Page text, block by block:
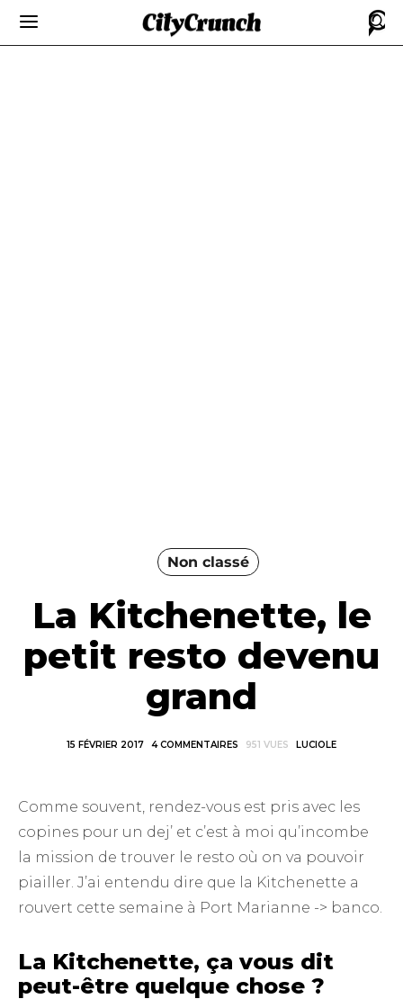
Non classé
La Kitchenette, le
petit resto devenu
grand
15 FÉVRIER 2017 4 COMMENTAIRES 951 VUES LUCIOLE
Comme souvent, rendez-vous est pris avec les
copines pour un dej’ et c’est à moi qu’incombe
la mission de trouver le resto où on va pouvoir
piailler. J’ai entendu dire que la Kitchenette a
rouvert cette semaine à Port Marianne -> banco.
La Kitchenette, ça vous dit
peut-être quelque chose ?